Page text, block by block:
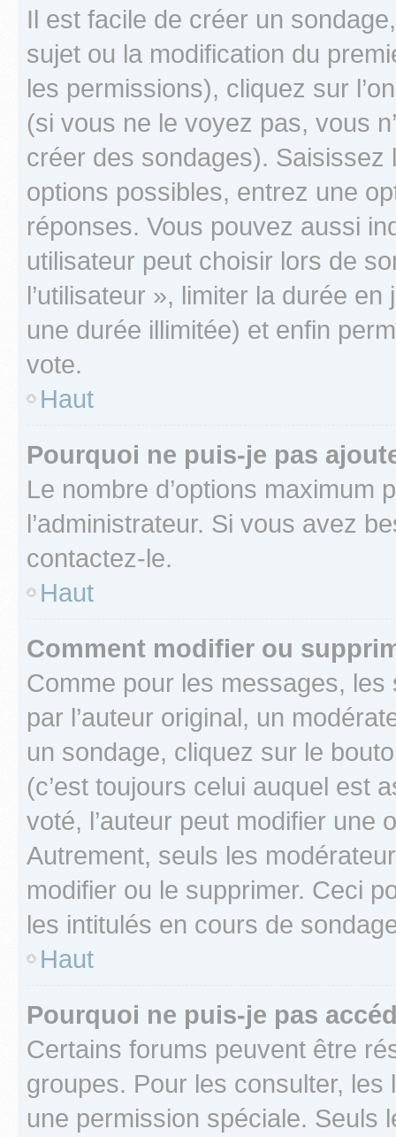
Il est facile de créer un
sujet ou la modification du
les permissions), cliquez sur
(si vous ne le voyez pas, vous
créer des sondages).
options possibles, entrez une
réponses. Vous pouvez aussi
utilisateur peut choisir lors de
l’utilisateur », limiter la durée
une durée illimitée) et enfin
vote.
Haut
Pourquoi ne puis-je pas
Le nombre d’options maximum
l’administrateur. Si vous avez
contactez-le.
Haut
Comment modifier ou
Comme pour les messages,
par l’auteur original, un
un sondage, cliquez sur le
(c’est toujours celui auquel est
voté, l’auteur peut modifier une
Autrement, seuls les
modifier ou le supprimer. Ceci
les intitulés en cours de
Haut
Pourquoi ne puis-je pas
Certains forums peuvent être
groupes. Pour les consulter,
une permission spéciale. Seuls